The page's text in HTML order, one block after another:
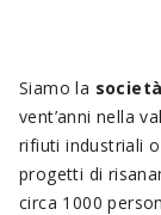
Siamo la
vent’anni nella
rifiuti industriali
progetti di
circa 1000